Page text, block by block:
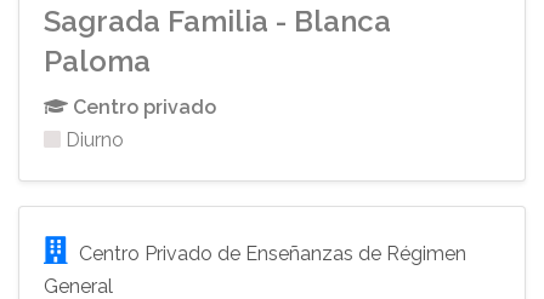
Sagrada Familia - Blanca
Paloma
Centro privado
Diurno
Centro Privado de Enseñanzas de Régimen
General